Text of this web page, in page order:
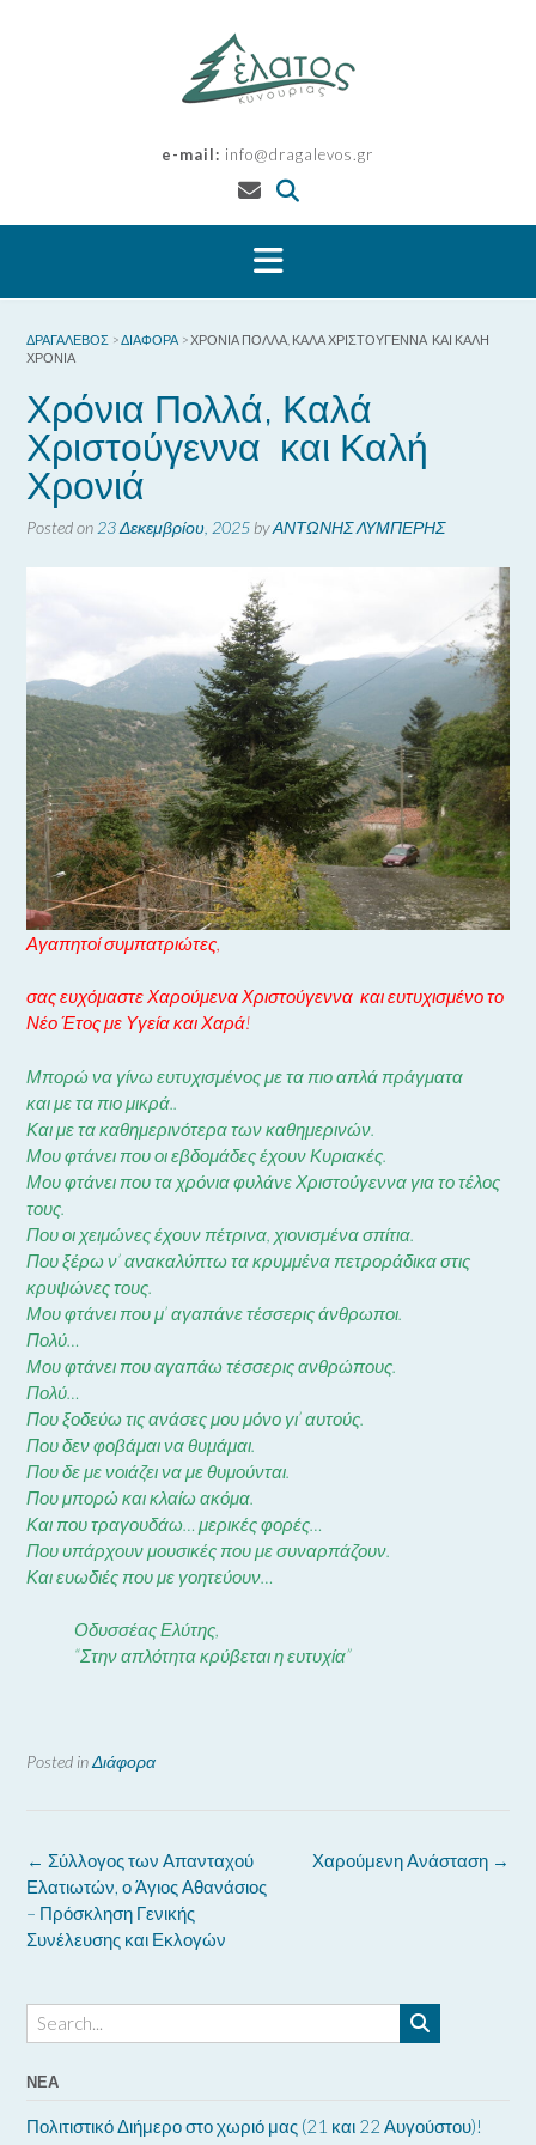
e-mail: info@dragalevos.gr
ΔΡΑΓΑΛΕΒΌΣ >ΔΙΆΦΟΡΑ >ΧΡΌΝΙΑ ΠΟΛΛΆ, ΚΑΛΆ ΧΡΙΣΤΟΎΓΕΝΝΑ ΚΑΙ ΚΑΛΉ
ΧΡΟΝΙΆ
Χρόνια Πολλά, Καλά
Χριστούγεννα και Καλή
Χρονιά
Posted on 23 Δεκεμβρίου, 2025 byΑΝΤΩΝΗΣ ΛΥΜΠΕΡΗΣ
Αγαπητοί συμπατριώτες,
σας ευχόμαστε Χαρούμενα Χριστούγεννα και ευτυχισμένο το
Νέο Έτος με Υγεία και Χαρά!
Μπορώ να γίνω ευτυχισμένος με τα πιο απλά πράγματα
και με τα πιο μικρά..
Και με τα καθημερινότερα των καθημερινών.
Μου φτάνει που οι εβδομάδες έχουν Κυριακές.
Μου φτάνει που τα χρόνια φυλάνε Χριστούγεννα για το τέλος
τους.
Που οι χειμώνες έχουν πέτρινα, χιονισμένα σπίτια.
Που ξέρω ν’ ανακαλύπτω τα κρυμμένα πετροράδικα στις
κρυψώνες τους.
Μου φτάνει που μ’ αγαπάνε τέσσερις άνθρωποι.
Πολύ…
Μου φτάνει που αγαπάω τέσσερις ανθρώπους.
Πολύ…
Που ξοδεύω τις ανάσες μου μόνο γι’ αυτούς.
Που δεν φοβάμαι να θυμάμαι.
Που δε με νοιάζει να με θυμούνται.
Που μπορώ και κλαίω ακόμα.
Και που τραγουδάω… μερικές φορές…
Που υπάρχουν μουσικές που με συναρπάζουν.
Και ευωδιές που με γοητεύουν…
Οδυσσέας Ελύτης,
“Στην απλότητα κρύβεται η ευτυχία”
Posted inΔιάφορα
Post
navigation
Χαρούμενη Ανάσταση →
← Σύλλογος των Απανταχού
Ελατιωτών, ο Άγιος Αθανάσιος
– Πρόσκληση Γενικής
Συνέλευσης και Εκλογών
ΝΈΑ
Πολιτιστικό Διήμερο στο χωριό μας (21 και 22 Αυγούστου)!